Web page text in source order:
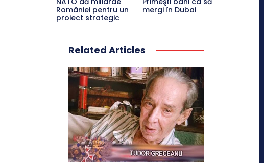
României pentru un
proiect strategic
mergi în Dubai
Related Articles